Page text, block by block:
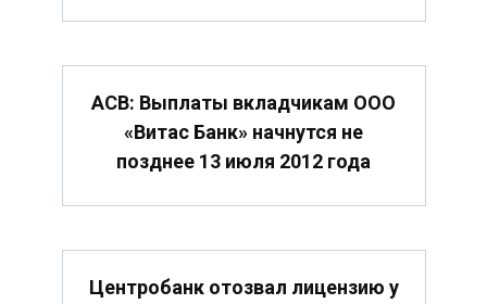
АСВ: Выплаты вкладчикам ООО
«Витас Банк» начнутся не
позднее 13 июля 2012 года
Центробанк отозвал лицензию у